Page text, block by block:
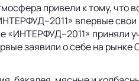
привели к тому, что
впервые
приняли
заявили о себе на